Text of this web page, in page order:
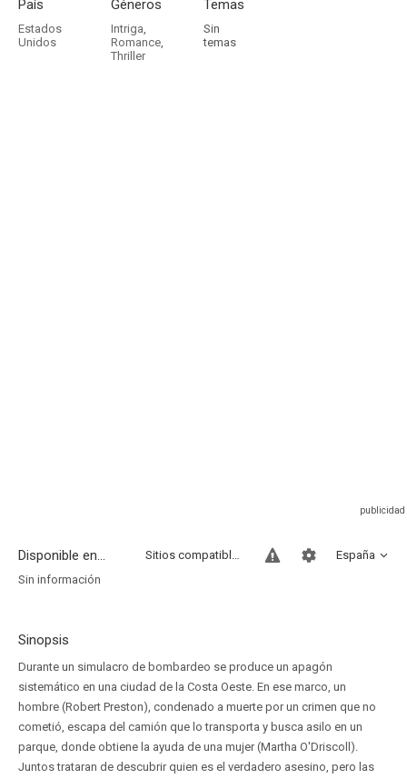
País
Estados
Unidos
Géneros
Intriga,
Romance,
Thriller
Temas
Sin
temas
Disponible en... España
Sitios compatibles
Sin información
Sinopsis
Durante un simulacro de bombardeo se produce un apagón
sistemático en una ciudad de la Costa Oeste. En ese marco, un
hombre (Robert Preston), condenado a muerte por un crimen que no
cometió, escapa del camión que lo transporta y busca asilo en un
parque, donde obtiene la ayuda de una mujer (Martha O'Driscoll).
Juntos trataran de descubrir quien es el verdadero asesino, pero las